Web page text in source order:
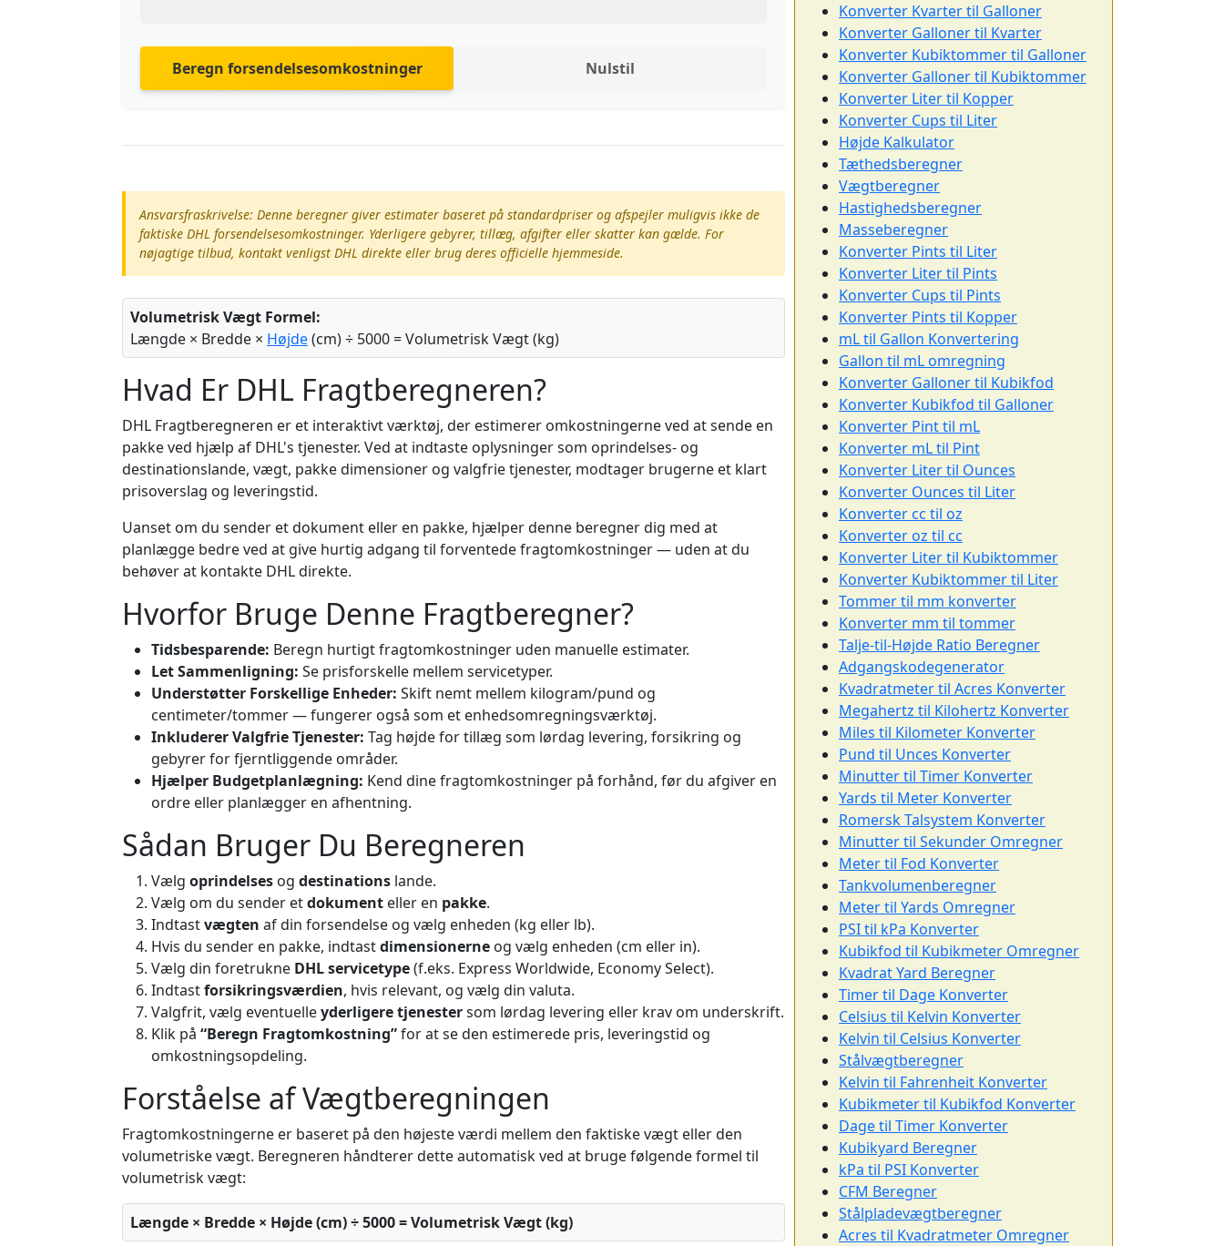
Beregn forsendelsesomkostninger Nulstil
Ansvarsfraskrivelse: Denne beregner giver estimater baseret på standardpriser og afspejler muligvis ikke de
faktiske DHL forsendelsesomkostninger. Yderligere gebyrer, tillæg, afgifter eller skatter kan gælde. For
nøjagtige tilbud, kontakt venligst DHL direkte eller brug deres officielle hjemmeside.
Volumetrisk Vægt Formel:
Længde × Bredde × Højde(cm) ÷ 5000 = Volumetrisk Vægt (kg)
Hvad Er DHL Fragtberegneren?
DHL Fragtberegneren er et interaktivt værktøj, der estimerer omkostningerne ved at sende en
pakke ved hjælp af DHL's tjenester. Ved at indtaste oplysninger som oprindelses- og
destinationslande, vægt, pakke dimensioner og valgfrie tjenester, modtager brugerne et klart
prisoverslag og leveringstid.
Uanset om du sender et dokument eller en pakke, hjælper denne beregner dig med at
planlægge bedre ved at give hurtig adgang til forventede fragtomkostninger — uden at du
behøver at kontakte DHL direkte.
Hvorfor Bruge Denne Fragtberegner?
Tidsbesparende: Beregn hurtigt fragtomkostninger uden manuelle estimater.
Let Sammenligning: Se prisforskelle mellem servicetyper.
Understøtter Forskellige Enheder: Skift nemt mellem kilogram/pund og
centimeter/tommer — fungerer også som et enhedsomregningsværktøj.
Inkluderer Valgfrie Tjenester: Tag højde for tillæg som lørdag levering, forsikring og
gebyrer for fjerntliggende områder.
Hjælper Budgetplanlægning: Kend dine fragtomkostninger på forhånd, før du afgiver en
ordre eller planlægger en afhentning.
Sådan Bruger Du Beregneren
Vælg oprindelses og destinations lande.
Vælg om du sender etdokument eller en pakke.
Indtastvægten af din forsendelse og vælg enheden (kg eller lb).
Hvis du sender en pakke, indtastdimensionerne og vælg enheden (cm eller in).
Vælg din foretrukne DHL servicetype(f.eks. Express Worldwide, Economy Select).
Indtastforsikringsværdien, hvis relevant, og vælg din valuta.
Valgfrit, vælg eventuelleyderligere tjenestersom lørdag levering eller krav om underskrift.
Klik på “Beregn Fragtomkostning”for at se den estimerede pris, leveringstid og
omkostningsopdeling.
Forståelse af Vægtberegningen
Fragtomkostningerne er baseret på den højeste værdi mellem den faktiske vægt eller den
volumetriske vægt. Beregneren håndterer dette automatisk ved at bruge følgende formel til
volumetrisk vægt:
Længde × Bredde × Højde (cm) ÷ 5000 = Volumetrisk Vægt (kg)
Konverter Kvarter til Galloner
Konverter Galloner til Kvarter
Konverter Kubiktommer til Galloner
Konverter Galloner til Kubiktommer
Konverter Liter til Kopper
Konverter Cups til Liter
Højde Kalkulator
Tæthedsberegner
Vægtberegner
Hastighedsberegner
Masseberegner
Konverter Pints til Liter
Konverter Liter til Pints
Konverter Cups til Pints
Konverter Pints til Kopper
mL til Gallon Konvertering
Gallon til mL omregning
Konverter Galloner til Kubikfod
Konverter Kubikfod til Galloner
Konverter Pint til mL
Konverter mL til Pint
Konverter Liter til Ounces
Konverter Ounces til Liter
Konverter cc til oz
Konverter oz til cc
Konverter Liter til Kubiktommer
Konverter Kubiktommer til Liter
Tommer til mm konverter
Konverter mm til tommer
Talje-til-Højde Ratio Beregner
Adgangskodegenerator
Kvadratmeter til Acres Konverter
Megahertz til Kilohertz Konverter
Miles til Kilometer Konverter
Pund til Unces Konverter
Minutter til Timer Konverter
Yards til Meter Konverter
Romersk Talsystem Konverter
Minutter til Sekunder Omregner
Meter til Fod Konverter
Tankvolumenberegner
Meter til Yards Omregner
PSI til kPa Konverter
Kubikfod til Kubikmeter Omregner
Kvadrat Yard Beregner
Timer til Dage Konverter
Celsius til Kelvin Konverter
Kelvin til Celsius Konverter
Stålvægtberegner
Kelvin til Fahrenheit Konverter
Kubikmeter til Kubikfod Konverter
Dage til Timer Konverter
Kubikyard Beregner
kPa til PSI Konverter
CFM Beregner
Stålpladevægtberegner
Acres til Kvadratmeter Omregner